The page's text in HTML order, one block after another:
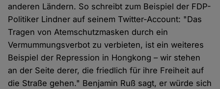
anderen Ländern. So schreibt zum Beispiel der FDP-
Politiker Lindner auf seinem Twitter-Account: "Das
Tragen von Atemschutzmasken durch ein
Vermummungsverbot zu verbieten, ist ein weiteres
Beispiel der Repression in Hongkong – wir stehen
an der Seite derer, die friedlich für ihre Freiheit auf
die Straße gehen." Benjamin Ruß sagt, er würde sich